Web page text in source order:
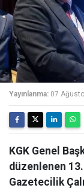
Yayınlanma: 07
KGK Genel
düzenlenen
Gazetecilik